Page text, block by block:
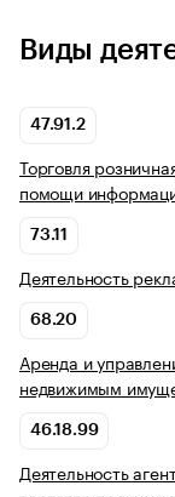
Виды
47.91.2
Торговля
помощи
73.11
Деятельность
68.20
Аренда и
недвижимым
46.18.99
Деятельность